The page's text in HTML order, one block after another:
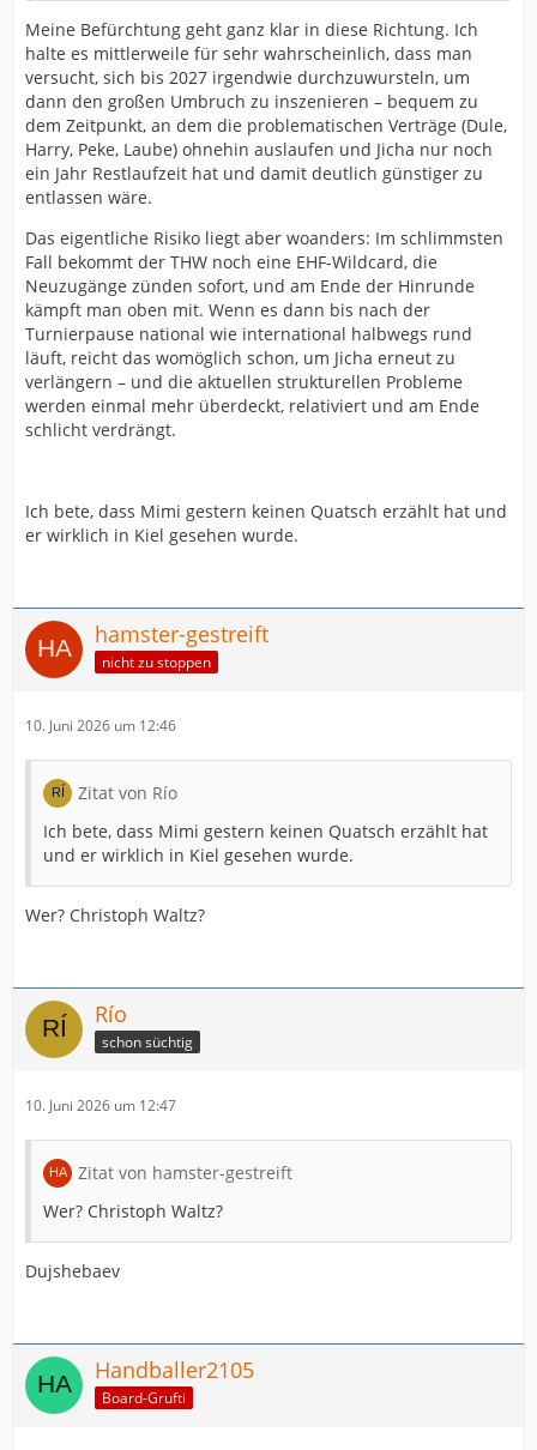
Meine Befürchtung geht ganz klar in diese Richtung. Ich
halte es mittlerweile für sehr wahrscheinlich, dass man
versucht, sich bis 2027 irgendwie durchzuwursteln, um
dann den großen Umbruch zu inszenieren – bequem zu
dem Zeitpunkt, an dem die problematischen Verträge (Dule,
Harry, Peke, Laube) ohnehin auslaufen und Jicha nur noch
ein Jahr Restlaufzeit hat und damit deutlich günstiger zu
entlassen wäre.
Das eigentliche Risiko liegt aber woanders: Im schlimmsten
Fall bekommt der THW noch eine EHF-Wildcard, die
Neuzugänge zünden sofort, und am Ende der Hinrunde
kämpft man oben mit. Wenn es dann bis nach der
Turnierpause national wie international halbwegs rund
läuft, reicht das womöglich schon, um Jicha erneut zu
verlängern – und die aktuellen strukturellen Probleme
werden einmal mehr überdeckt, relativiert und am Ende
schlicht verdrängt.
Ich bete, dass Mimi gestern keinen Quatsch erzählt hat und
er wirklich in Kiel gesehen wurde.
hamster-gestreift
nicht zu stoppen
10. Juni 2026 um 12:46
Zitat von Río
Ich bete, dass Mimi gestern keinen Quatsch erzählt hat
und er wirklich in Kiel gesehen wurde.
Wer? Christoph Waltz?
Río
schon süchtig
10. Juni 2026 um 12:47
Zitat von hamster-gestreift
Wer? Christoph Waltz?
Dujshebaev
Handballer2105
Board-Grufti